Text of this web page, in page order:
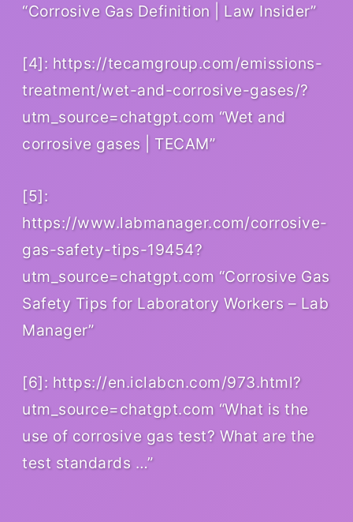
“Corrosive Gas Definition | Law Insider”
[4]: https://tecamgroup.com/emissions-
treatment/wet-and-corrosive-gases/?
utm_source=chatgpt.com “Wet and
corrosive gases | TECAM”
[5]:
https://www.labmanager.com/corrosive-
gas-safety-tips-19454?
utm_source=chatgpt.com “Corrosive Gas
Safety Tips for Laboratory Workers – Lab
Manager”
[6]: https://en.iclabcn.com/973.html?
utm_source=chatgpt.com “What is the
use of corrosive gas test? What are the
test standards …”